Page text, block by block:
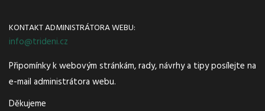
KONTAKT ADMINISTRÁTORA WEBU:
info@trideni.cz
Připomínky k webovým stránkám, rady, návrhy a tipy posílejte na
e-mail administrátora webu.
Děkujeme